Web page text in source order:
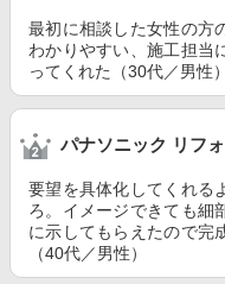
最初に相談した女性の方
わかりやすい、施工担当
ってくれた（30代／男性）
パナソニック リフ
要望を具体化してくれる
ろ。イメージできても細
に示してもらえたので完
（40代／男性）